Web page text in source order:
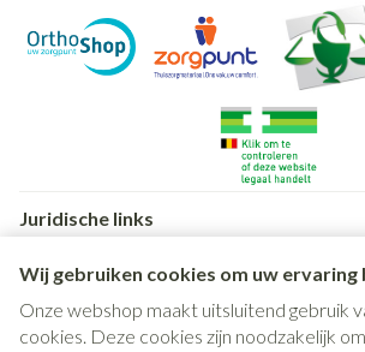
Wij gebruiken cookies om uw ervaring
Onze webshop maakt uitsluitend gebruik
cookies. Deze cookies zijn noodzakelijk
Juridische links